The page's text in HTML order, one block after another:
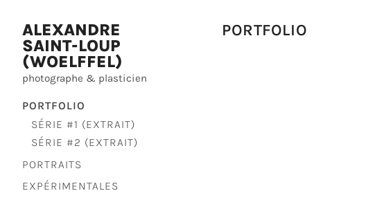
ALEXANDRE
SAINT-LOUP
(WOELFFEL)
photographe & plasticien
PORTFOLIO
SÉRIE #1 (EXTRAIT)
SÉRIE #2 (EXTRAIT)
PORTRAITS
EXPÉRIMENTALES
PORTFOLIO